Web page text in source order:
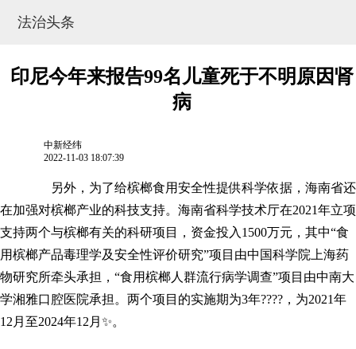
法治头条
印尼今年来报告99名儿童死于不明原因肾
病
中新经纬
2022-11-03 18:07:39
另外，为了给槟榔食用安全性提供科学依据，海南省还
在加强对槟榔产业的科技支持。海南省科学技术厅在2021年立项
支持两个与槟榔有关的科研项目，资金投入1500万元，其中“食
用槟榔产品毒理学及安全性评价研究”项目由中国科学院上海药
物研究所牵头承担，“食用槟榔人群流行病学调查”项目由中南大
学湘雅口腔医院承担。两个项目的实施期为3年????，为2021年
12月至2024年12月✨。
网站地图